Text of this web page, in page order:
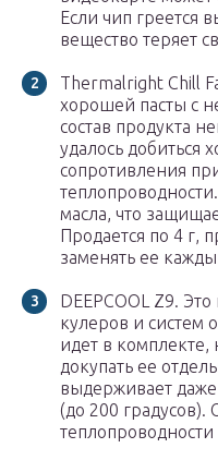
Если чип греется
вещество теряет
Thermalright Chill
хорошей пасты с
состав продукта
удалось добиться
сопротивления
масла, что
Продается по 4 г,
заменять ее
DEEPCOOL Z9.
кулеров и систем
идет в комплекте,
докупать ее
выдерживает
(до 200 градусов).